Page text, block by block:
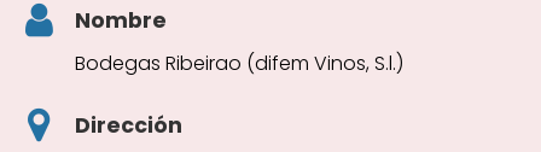
Nombre
Bodegas Ribeirao (difem Vinos, S.l.)
Dirección